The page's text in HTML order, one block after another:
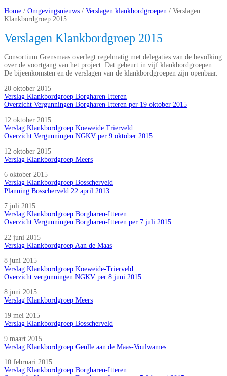
Home / Omgevingsnieuws / Verslagen klankbordgroepen / Verslagen
Klankbordgroep 2015
Verslagen Klankbordgroep 2015
Consortium Grensmaas overlegt regelmatig met delegaties van de bevolking
over de voortgang van het project. Dat gebeurt in vijf klankbordgroepen.
De bijeenkomsten en de verslagen van de klankbordgroepen zijn openbaar.
20 oktober 2015
Verslag Klankbordgroep Borgharen-Itteren
Overzicht Vergunningen Borgharen-Itteren per 19 oktober 2015
12 oktober 2015
Verslag Klankbordgroep Koeweide Trierveld
Overzicht Vergunningen NGKV per 9 oktober 2015
12 oktober 2015
Verslag Klankbordgroep Meers
6 oktober 2015
Verslag Klankbordgroep Bosscherveld
Planning Bosscherveld 22 april 2013
7 juli 2015
Verslag Klankbordgroep Borgharen-Itteren
Overzicht Vergunningen Borgharen-Itteren per 7 juli 2015
22 juni 2015
Verslag Klankbordgroep Aan de Maas
8 juni 2015
Verslag Klankbordgroep Koeweide-Trierveld
Overzicht vergunningen NGKV per 8 juni 2015
8 juni 2015
Verslag Klankbordgroep Meers
19 mei 2015
Verslag Klankbordgroep Bosscherveld
9 maart 2015
Verslag Klankbordgroep Geulle aan de Maas-Voulwames
10 februari 2015
Verslag Klankbordgroep Borgharen-Itteren